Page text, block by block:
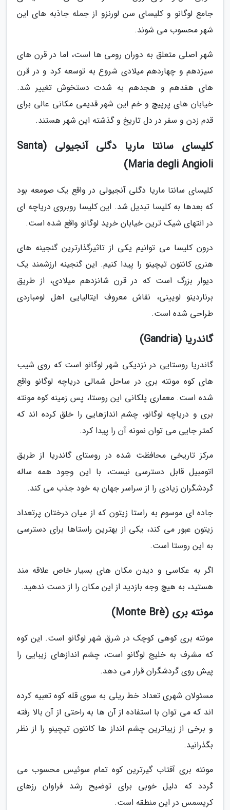
جامع لوگانو و کلیسای سن لورنزو از جمله جاذبه های این
شهر محسوب می شوند.
شهر اصلی متعلق به دوران رومی ها است، اما در قرن های
سیزدهم و چهاردهم میلادی شروع به توسعه کرد و در قرن
های هفدهم و هجدهم به شدت دستخوش تغییر شد.
خیابان های پرپیچ و خم این شهر قدیمی مکانی عالی برای
قدم زدن و سفر در دل تاریخ و گذشته این شهر هستند.
کلیسای سانتا ماریا دگلی آنجیولی (Santa
Maria degli Angioli)
کلیسای سانتا ماریا دگلی آنجیولی در واقع یک صومعه بود
که بعدها به کلیسا تبدیل شد. این کلیسا روبروی دریاچه ای
در انتهای شیک ترین خیابان خرید لوگانو واقع شده است.
درون کلیسا می توانیم یکی از تاثیرگذارترین گنجینه های
هنری کانتون تیچینو را پیدا کنیم. این گنجینه ارزشمند یک
دیوار بزرگ است که در قرن شانزدهم میلادی، از طریق
برناردینو لویینی، نقاش معروف ایتالیایی اهل لومباردی
طراحی شده است.
گاندریا (Gandria)
گاندریا روستایی در نزدیکی شهر لوگانو است که روی شیب
های کوه مونته بری در ساحل شمالی دریاچه لوگانو واقع
شده است. معماری پلکانی این روستا، پس زمینه کوه مونته
بری و دریاچه لوگانو، چشم اندازهایی را خلق کرده اند که
کمتر جایی می توان نمونه آن را پیدا کرد.
مرکز تاریخی محافظت شده در روستای گاندریا از طریق
اتومبیل قابل دسترسی نیست، با این وجود همه ساله
گردشگران زیادی را از سراسر جهان به خود جذب می کند.
جاده ای موسوم به راستا زیتون که از میان درختان پرتعداد
زیتون عبور می کند، یکی از بهترین راستاها برای دسترسی
به این روستا است.
اگر به عکاسی و دیدن مکان های بسیار خاص علاقه مند
هستید، به هیچ وجه بازدید از این مکان را از دست ندهید.
مونته بری (Monte Brè)
مونته بری کوهی کوچک در شرق شهر لوگانو است. این کوه
که مشرف به خلیج لوگانو است، چشم اندازهای زیبایی را
پیش روی گردشگران قرار می دهد.
مسئولان شهری تعداد خط ریلی به سوی قله کوه تعبیه کرده
اند که می توان با استفاده از آن ها به راحتی از آن بالا رفته
و برخی از زیباترین چشم انداز ها کانتون تیچینو را از نظر
بگذرانید.
مونته بری آفتاب گیرترین کوه تمام سوئیس محسوب می
گردد که دلیل خوبی برای توضیح رشد فراوان رزهای
کریسمس در این منطقه است.